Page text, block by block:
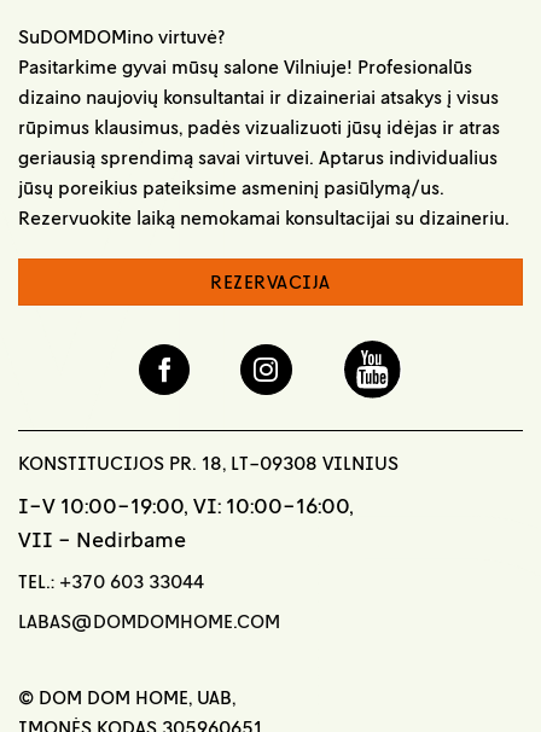
SuDOMDOMino virtuvė?
Pasitarkime gyvai mūsų salone Vilniuje! Profesionalūs
dizaino naujovių konsultantai ir dizaineriai atsakys į visus
rūpimus klausimus, padės vizualizuoti jūsų idėjas ir atras
geriausią sprendimą savai virtuvei. Aptarus individualius
jūsų poreikius pateiksime asmeninį pasiūlymą/us.
Rezervuokite laiką nemokamai konsultacijai su dizaineriu.
REZERVACIJA
KONSTITUCIJOS PR. 18, LT-09308 VILNIUS
I-V 10:00-19:00, VI: 10:00-16:00,
VII - Nedirbame
TEL.: +370 603 33044
LABAS@DOMDOMHOME.COM
© DOM DOM HOME, UAB,